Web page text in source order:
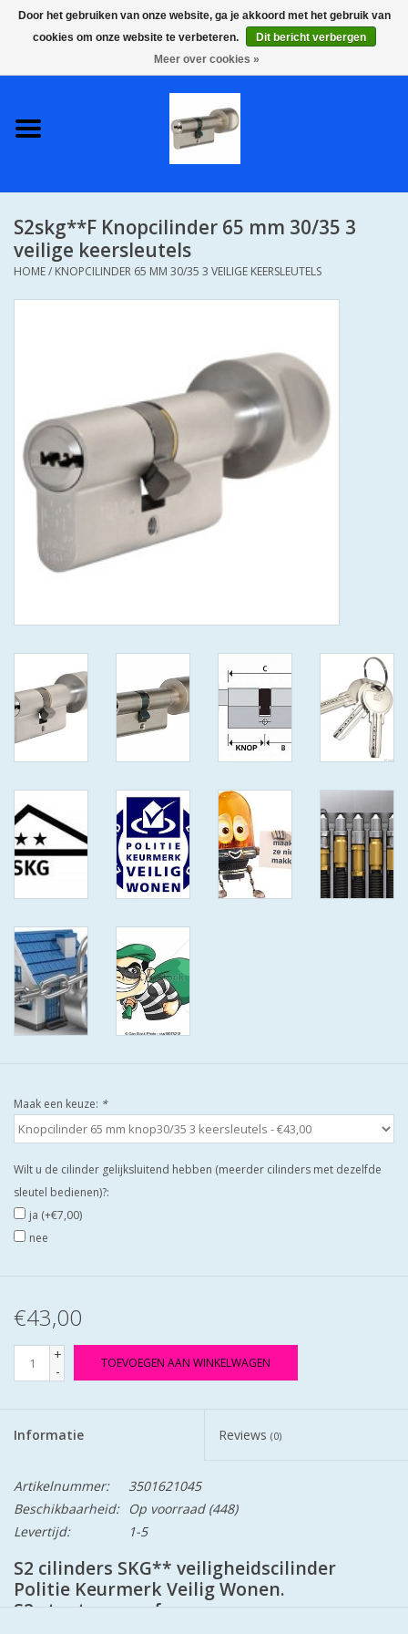
0 Artikelen - €0,00
S2 COMPLETE VEILIGE
SKG**
IEDERE GEWENSTE MAAT MET
S2 CILINDERSLOTEN IN IEDERE
GEWENSTE MAAT MET
KEERSLEUTEL
(GAATJES)VEILIGE
GENUMMERDE SLEUTELS
ISEO F 6 EXTRA S
VEILIGE SLEUTELS SKG***
ISEO F 6 EXTRA S
ANTIKERNTREK IN IEDERE
ISEO F9 ANTIKERNTREK IN
IEDERE GEWENSTE MAAT MET
GEWONE SLEUTELS MET
CERTIFICAAT SKG***
BOLD ELECTRONISCHE
CILINDERS OPEN JE SLOT MET
TELEFOON OF CLICKER WIFI
AFSTAND.
DEURSCHILDEN VOOR
BUITEN
waakborden
S2skg**F Knopcilinder 65 mm 30/35 3
veilige keersleutels
HOME/ KNOPCILINDER 65 MM 30/35 3 VEILIGE KEERSLEUTELS
Maak een keuze: *
Wilt u de cilinder gelijksluitend hebben (meerder cilinders met dezelfde
sleutel bedienen)?:
ja (+€7,00)
nee
€43,00
+
-
TOEVOEGEN AAN WINKELWAGEN
Informatie Reviews (0)
Artikelnummer:
3501621045
Beschikbaarheid:
Op voorraad(448)
Levertijd:
1-5
S2 cilinders SKG** veiligheidscilinder
Politie Keurmerk Veilig Wonen.
S2 staat voor safe en secure.
Door het gebruiken van onze website, ga je akkoord met het gebruik van
cookies om onze website te verbeteren.
Dit bericht verbergen
Meer over cookies »